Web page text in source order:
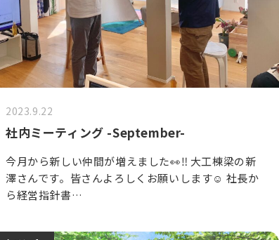
2023.9.22
社内ミーティング -September-
今月から新しい仲間が増えました👀‼️ 大工棟梁の新
澤さんです。皆さんよろしくお願いします☺️ 社長か
ら経営指針書…